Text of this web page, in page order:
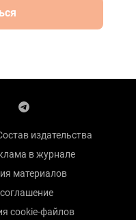
издательства
в журнале
материалов
cookie-файлов